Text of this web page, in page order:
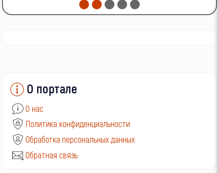
О портале
О нас
Политика конфиденциальности
Обработка персональных данных
Обратная связь